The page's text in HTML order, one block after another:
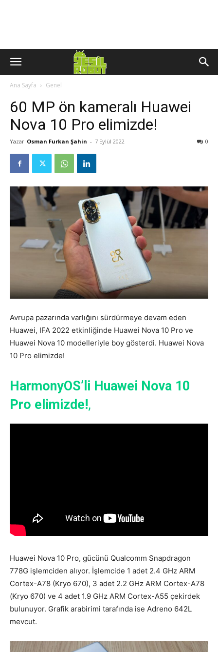
Ana Sayfa Genel
60 MP ön kameralı Huawei
Nova 10 Pro elimizde!
Yazar Osman Furkan Şahin - 7 Eylül 2022 0
Avrupa pazarında varlığını sürdürmeye devam eden
Huawei, IFA 2022 etkinliğinde Huawei Nova 10 Pro ve
Huawei Nova 10 modelleriyle boy gösterdi. Huawei Nova
10 Pro elimizde!
HarmonyOS’li Huawei Nova 10
Pro elimizde!,
Huawei Nova 10 Pro, gücünü Qualcomm Snapdragon
778G işlemciden alıyor. İşlemcide 1 adet 2.4 GHz ARM
Cortex-A78 (Kryo 670), 3 adet 2.2 GHz ARM Cortex-A78
(Kryo 670) ve 4 adet 1.9 GHz ARM Cortex-A55 çekirdek
bulunuyor. Grafik arabirimi tarafında ise Adreno 642L
mevcut.